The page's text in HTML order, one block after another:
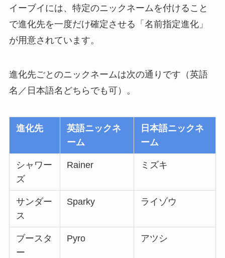
イーブイには、特定のニックネームを付けること
で進化先を一度だけ確定させる「名前指定進化」
が用意されています。
進化先ごとのニックネームは次の通りです（英語
名／日本語名どちらでも可）。
進化先
英語ニックネ
ーム
日本語ニックネ
ーム
シャワー
ズ
Rainer ミズキ
サンダー
ス
Sparky ライゾウ
ブースタ
ー
Pyro アツシ